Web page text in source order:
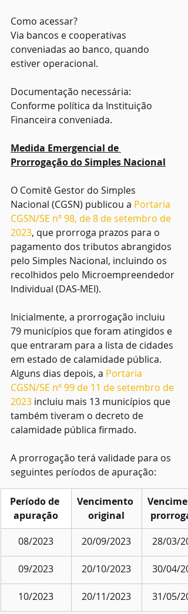
Como acessar?
Via bancos e cooperativas
conveniadas ao banco, quando
estiver operacional.
Documentação necessária:
Conforme política da Instituição
Financeira conveniada.
Medida Emergencial de
Prorrogação do Simples Nacional
O Comitê Gestor do Simples
Nacional (CGSN) publicou a Portaria
CGSN/SE nº 98, de 8 de setembro de
2023, que prorroga prazos para o
pagamento dos tributos abrangidos
pelo Simples Nacional, incluindo os
recolhidos pelo Microempreendedor
Individual (DAS-MEI).
Inicialmente, a prorrogação incluiu
79 municípios que foram atingidos e
que entraram para a lista de cidades
em estado de calamidade pública.
Alguns dias depois, a Portaria
CGSN/SE nº 99 de 11 de setembro de
2023 incluiu mais 13 municípios que
também tiveram o decreto de
calamidade pública firmado.
A prorrogação terá validade para os
seguintes períodos de apuração:
Período de
apuração
Vencimento
original
08/2023
20/09/2023 ​28/03/
09/2023 20/10/2023 ​30/04/
10/2023 20/11/2023 31/05/